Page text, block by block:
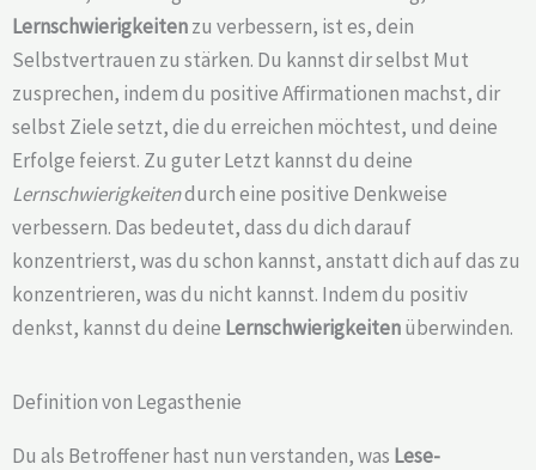
Lernschwierigkeitenzu verbessern, ist es, dein
Selbstvertrauen zu stärken. Du kannst dir selbst Mut
zusprechen, indem du positive Affirmationen machst, dir
selbst Ziele setzt, die du erreichen möchtest, und deine
Erfolge feierst. Zu guter Letzt kannst du deine
Lernschwierigkeitendurch eine positive Denkweise
verbessern. Das bedeutet, dass du dich darauf
konzentrierst, was du schon kannst, anstatt dich auf das zu
konzentrieren, was du nicht kannst. Indem du positiv
denkst, kannst du deine Lernschwierigkeitenüberwinden.
Definition von Legasthenie
Du als Betroffener hast nun verstanden, was Lese-